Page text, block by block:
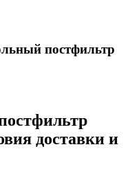
постфильтр
доставки и